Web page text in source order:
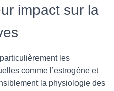
impact sur la
les
comme l’estrogène et
la physiologie des